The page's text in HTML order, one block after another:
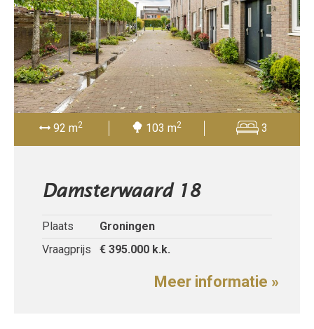
92 m2 103 m2 3
Damsterwaard 18
Plaats
Groningen
Vraagprijs
€ 395.000 k.k.
Meer informatie »